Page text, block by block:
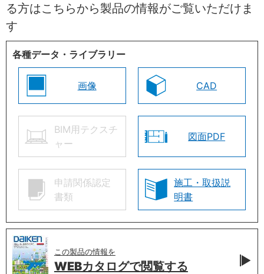
る方はこちらから製品の情報がご覧いただけま
す
各種データ・ライブラリー
画像 CAD
BIM用テクスチ
ャー
図面PDF
申請関係認定
書類
施工・取扱説
明書
この製品の情報を
WEBカタログで閲覧する